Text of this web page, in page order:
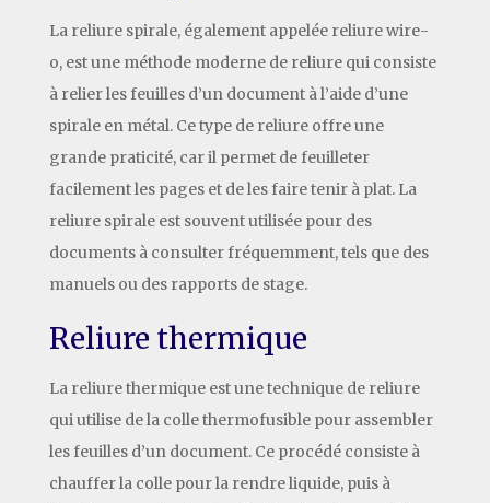
La reliure spirale, également appelée reliure wire-
o, est une méthode moderne de reliure qui consiste
à relier les feuilles d’un document à l’aide d’une
spirale en métal. Ce type de reliure offre une
grande praticité, car il permet de feuilleter
facilement les pages et de les faire tenir à plat. La
reliure spirale est souvent utilisée pour des
documents à consulter fréquemment, tels que des
manuels ou des rapports de stage.
Reliure thermique
La reliure thermique est une technique de reliure
qui utilise de la colle thermofusible pour assembler
les feuilles d’un document. Ce procédé consiste à
chauffer la colle pour la rendre liquide, puis à